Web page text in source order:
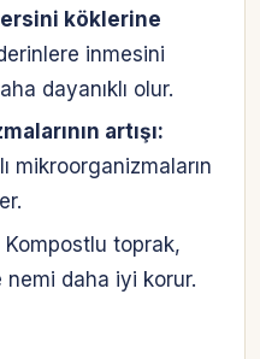
köklerine
inmesini
dayanıklı olur.
artışı:
mikroorganizmaların
Kompostlu toprak,
daha iyi korur.